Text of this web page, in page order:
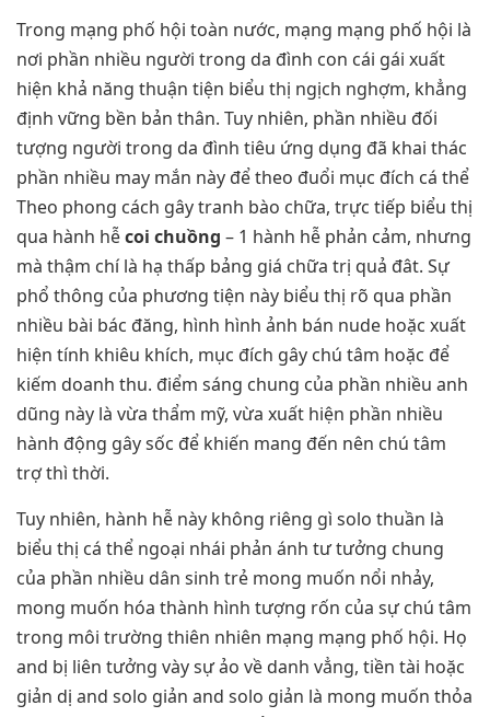
Trong mạng phố hội toàn nước, mạng mạng phố hội là
nơi phần nhiều người trong da đình con cái gái xuất
hiện khả năng thuận tiện biểu thị ngịch nghợm, khẳng
định vững bền bản thân. Tuy nhiên, phần nhiều đối
tượng người trong da đình tiêu ứng dụng đã khai thác
phần nhiều may mắn này để theo đuổi mục đích cá thể
Theo phong cách gây tranh bào chữa, trực tiếp biểu thị
qua hành hễcoi chuồng – 1 hành hễ phản cảm, nhưng
mà thậm chí là hạ thấp bảng giá chữa trị quả đât. Sự
phổ thông của phương tiện này biểu thị rõ qua phần
nhiều bài bác đăng, hình hình ảnh bán nude hoặc xuất
hiện tính khiêu khích, mục đích gây chú tâm hoặc để
kiếm doanh thu. điểm sáng chung của phần nhiều anh
dũng này là vừa thẩm mỹ, vừa xuất hiện phần nhiều
hành động gây sốc để khiến mang đến nên chú tâm
trợ thì thời.
Tuy nhiên, hành hễ này không riêng gì solo thuần là
biểu thị cá thể ngoại nhái phản ánh tư tưởng chung
của phần nhiều dân sinh trẻ mong muốn nổi nhảy,
mong muốn hóa thành hình tượng rốn của sự chú tâm
trong môi trường thiên nhiên mạng mạng phố hội. Họ
and bị liên tưởng vày sự ảo về danh vẳng, tiền tài hoặc
giản dị and solo giản and solo giản là mong muốn thỏa